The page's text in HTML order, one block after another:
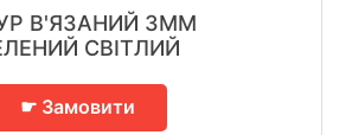
В'ЯЗАНИЙ 3ММ
СВІТЛИЙ
☛ Замовити